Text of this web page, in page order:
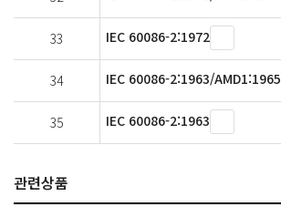
33 IEC 60086-2:1972
34 IEC 60086-2:1963/AMD1:1965
35 IEC 60086-2:1963
관련상품